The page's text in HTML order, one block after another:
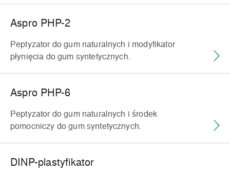
Aspro PHP-2
Peptyzator do gum naturalnych i modyfikator
płynięcia do gum syntetycznych.
Aspro PHP-6
Peptyzator do gum naturalnych i środek
pomocniczy do gum syntetycznych.
DINP-plastyfikator